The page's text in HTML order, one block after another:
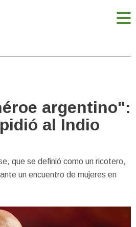
argentino":
al Indio
que se definió como un ricotero,
un encuentro de mujeres en